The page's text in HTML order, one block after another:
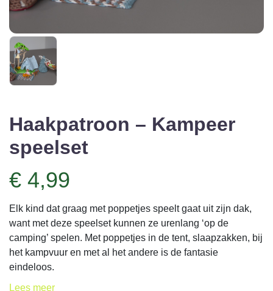
Haakpatroon – Kampeer
speelset
€ 4,99
Elk kind dat graag met poppetjes speelt gaat uit zijn dak,
want met deze speelset kunnen ze urenlang ‘op de
camping’ spelen. Met poppetjes in de tent, slaapzakken, bij
het kampvuur en met al het andere is de fantasie
eindeloos.
Lees meer